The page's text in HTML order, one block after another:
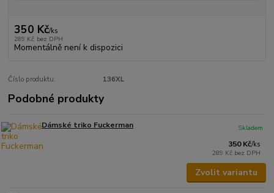
350 Kč/ks
289 Kč bez DPH
Momentálně není k dispozici
Číslo produktu: 136XL
Podobné produkty
Dámské triko Fuckerman
350 Kč/ks
289 Kč bez DPH
Skladem
Zvolit variantu